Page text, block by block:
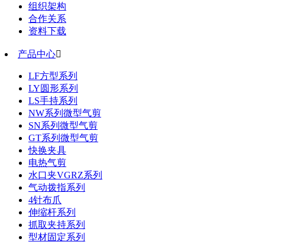
组织架构
合作关系
资料下载
产品中心
LF方型系列
LY圆形系列
LS手持系列
NW系列微型气剪
SN系列微型气剪
GT系列微型气剪
快换夹具
电热气剪
水口夹VGRZ系列
气动拨指系列
4针布爪
伸缩杆系列
抓取夹持系列
型材固定系列